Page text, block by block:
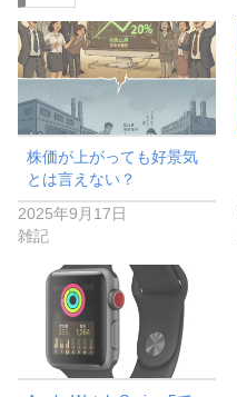
株価が上がっても好景気
とは言えない？
2025年9月17日
雑記